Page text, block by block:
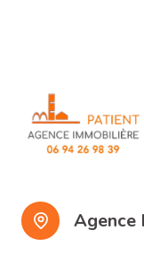
Agence